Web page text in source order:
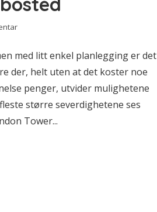
med litt enkel planlegging er det
der, helt uten at det koster noe
penger, utvider mulighetene
større severdighetene ses
Tower...